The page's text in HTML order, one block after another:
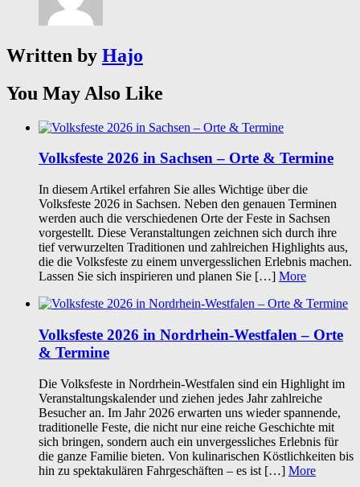
Written by Hajo
You May Also Like
Volksfeste 2026 in Sachsen – Orte & Termine
In diesem Artikel erfahren Sie alles Wichtige über die
Volksfeste 2026 in Sachsen. Neben den genauen Terminen
werden auch die verschiedenen Orte der Feste in Sachsen
vorgestellt. Diese Veranstaltungen zeichnen sich durch ihre
tief verwurzelten Traditionen und zahlreichen Highlights aus,
die die Volksfeste zu einem unvergesslichen Erlebnis machen.
Lassen Sie sich inspirieren und planen Sie […] More
Volksfeste 2026 in Nordrhein-Westfalen – Orte
& Termine
Die Volksfeste in Nordrhein-Westfalen sind ein Highlight im
Veranstaltungskalender und ziehen jedes Jahr zahlreiche
Besucher an. Im Jahr 2026 erwarten uns wieder spannende,
traditionelle Feste, die nicht nur eine reiche Geschichte mit
sich bringen, sondern auch ein unvergessliches Erlebnis für
die ganze Familie bieten. Von kulinarischen Köstlichkeiten bis
hin zu spektakulären Fahrgeschäften – es ist […] More